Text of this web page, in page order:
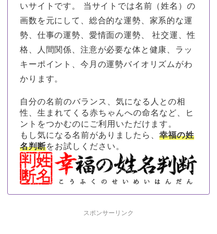
いサイトです。
当サイトでは名前（姓名）の
画数を元にして、総合的な運勢、家系的な運
勢、仕事の運勢、愛情面の運勢、 社交運、性
格、人間関係、注意が必要な体と健康、ラッ
キーポイント、今月の運勢バイオリズムがわ
かります。
自分の名前のバランス、気になる人との相
性、生まれてくる赤ちゃんへの命名など、ヒ
ントをつかむのにご利用いただけます。
もし気になる名前がありましたら、 幸福の姓
名判断をお試しください。
スポンサーリンク